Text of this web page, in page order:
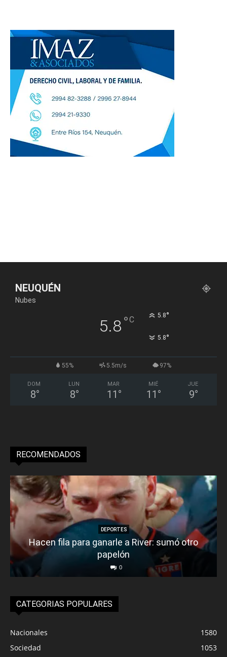
NEUQUÉN
Nubes
5.8°C 5.8°
5.8°
55% 5.5m/s 97%
DOM
8°
LUN
8°
MAR
11 °
MIÉ
11 °
JUE
9°
RECOMENDADOS
DEPORTES
Hacen fila para ganarle a River: sumó otro
papelón
0
CATEGORIAS POPULARES
Nacionales
1580
Sociedad
1053